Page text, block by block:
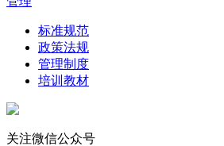
标准规范
政策法规
管理制度
培训教材
关注微信公众号